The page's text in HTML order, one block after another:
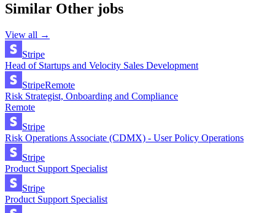
Similar Other jobs
View all →
Stripe
Head of Startups and Velocity Sales Development
StripeRemote
Risk Strategist, Onboarding and Compliance
Remote
Stripe
Risk Operations Associate (CDMX) - User Policy Operations
Stripe
Product Support Specialist
Stripe
Product Support Specialist